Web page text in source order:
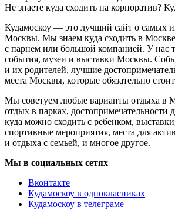
Не знаете куда сходить на корпоратив?
Кудамоскоу — это лучший сайт о самых
Москвы. Мы знаем куда сходить в
с парнем или большой компанией. У нас
события, музеи и выставки Москвы.
и их родителей, лучшие
места Москвы, которые обязательно
Мы советуем любые варианты отдыха в
отдых в парках, достопримечательности
куда можно сходить с ребенком,
спортивные мероприятия, места для
и отдыха с семьей, и многое другое.
Мы в социальных сетях
Вконтакте
Кудамоскоу в однокласниках
Кудамоскоу в телеграме